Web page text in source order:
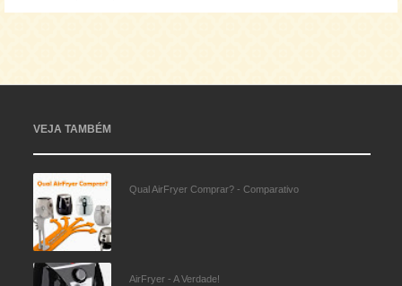
VEJA TAMBÉM
Qual AirFryer Comprar? - Comparativo
AirFryer - A Verdade!